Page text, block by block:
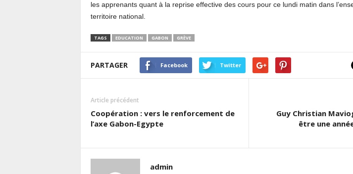
les apprenants quant à la reprise effective des cours pour ce lundi matin dans
territoire national.
TAGS EDUCATION GABON GRÈVE
PARTAGER Facebook Twitter
Article précédent
Coopération : vers le renforcement de
l’axe Gabon-Egypte
Guy Christian
être une
admin